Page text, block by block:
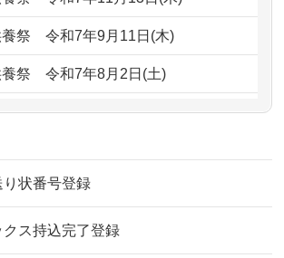
和人形やぬいぐるみを供養いただ
養が終わったお人形以外はどうして
スケースは外しても良いですか？
養祭令和7年9月11日(木)
養祭令和7年8月2日(土)
養祭令和7年6月20日(金)
養祭令和7年2月28日(金)
養祭令和7年1月17日(金)
状番号登録
クス持込完了登録